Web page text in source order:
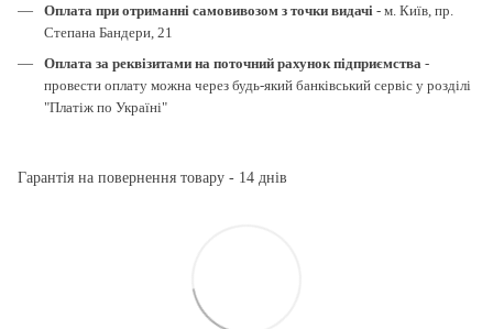
Оплата при отриманні самовивозом з точки видачі - м. Київ, пр.
Степана Бандери, 21
Оплата за реквізитами на поточний рахунок підприємства -
провести оплату можна через будь-який банківський сервіс у розділі
"Платіж по Україні"
Гарантія на повернення товару - 14 днів